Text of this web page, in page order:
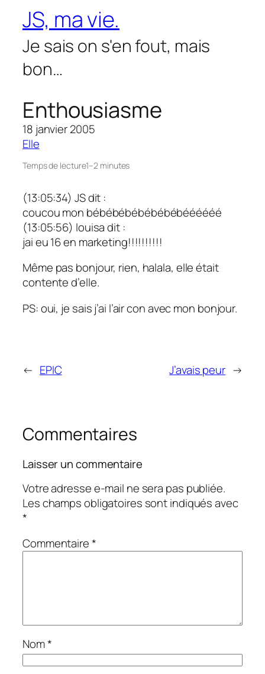
contenu
JS, ma vie.
Je sais on s'en fout, mais
bon…
Enthousiasme
18 janvier 2005
Elle
Temps de lecture1–2 minutes
(13:05:34) JS dit :
coucou mon bébébébébébébébéééééé
(13:05:56) louisa dit :
jai eu 16 en marketing!!!!!!!!!!
Même pas bonjour, rien, halala, elle était
contente d’elle.
PS: oui, je sais j’ai l’air con avec mon bonjour.
← EPIC J’avais peur →
Commentaires
Laisser un commentaire
Votre adresse e-mail ne sera pas publiée.
Les champs obligatoires sont indiqués avec
*
Commentaire*
Nom*